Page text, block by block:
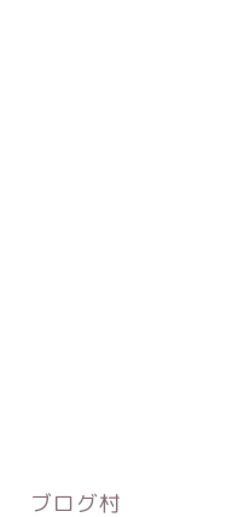
ブログ村